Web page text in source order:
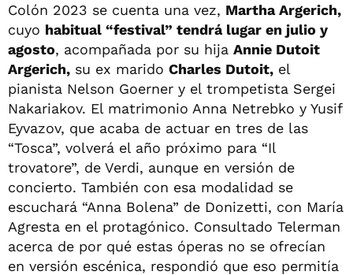
Colón 2023 se cuenta una vez, Martha Argerich,
cuyo habitual “festival” tendrá lugar en julio y
agosto, acompañada por su hija Annie Dutoit
Argerich, su ex marido Charles Dutoit, el
pianista Nelson Goerner y el trompetista Sergei
Nakariakov. El matrimonio Anna Netrebko y Yusif
Eyvazov, que acaba de actuar en tres de las
“Tosca”, volverá el año próximo para “Il
trovatore”, de Verdi, aunque en versión de
concierto. También con esa modalidad se
escuchará “Anna Bolena” de Donizetti, con María
Agresta en el protagónico. Consultado Telerman
acerca de por qué estas óperas no se ofrecían
en versión escénica, respondió que eso permitía